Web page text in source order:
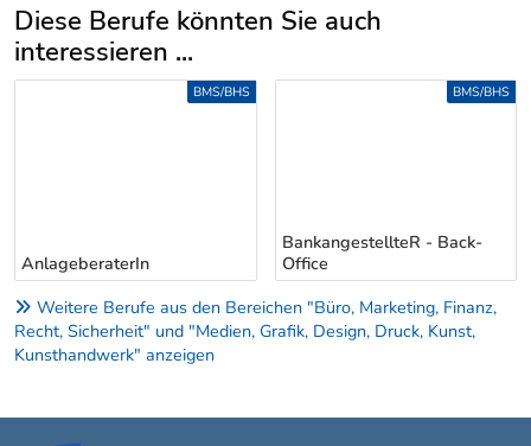
Diese Berufe könnten Sie auch
interessieren ...
Uber weitere Berufsvorschläge
AnlageberaterIn
BMS/BHS
BankangestellteR - Back-
Office
BMS/BHS
Weitere Berufe aus den Bereichen "Büro, Marketing, Finanz,
Recht, Sicherheit" und "Medien, Grafik, Design, Druck, Kunst,
Kunsthandwerk" anzeigen